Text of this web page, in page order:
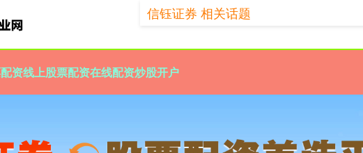
资线上股票配资在线配资炒股开户
信钰证券 相关话题